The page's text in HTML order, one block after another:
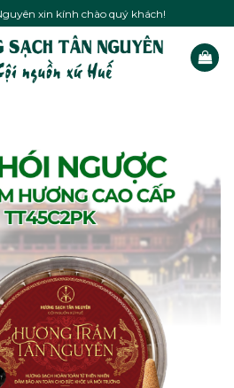
xin kính chào quý khách!